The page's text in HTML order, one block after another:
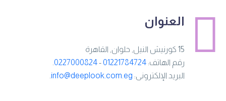
العنوان
15 كورنيش النيل, حلوان, القاهرة
رقم الهاتف: 01221784724
-
0227000824
البريد الإلكترونى: info@deeplook.com.eg